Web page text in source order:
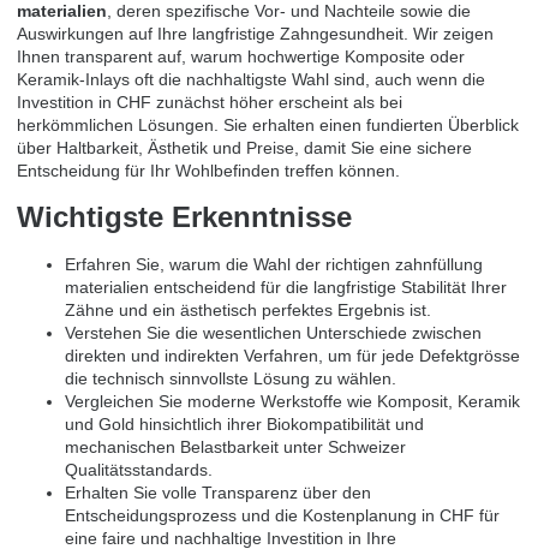
materialien, deren spezifische Vor- und Nachteile sowie die
Auswirkungen auf Ihre langfristige Zahngesundheit. Wir zeigen
Ihnen transparent auf, warum hochwertige Komposite oder
Keramik-Inlays oft die nachhaltigste Wahl sind, auch wenn die
Investition in CHF zunächst höher erscheint als bei
herkömmlichen Lösungen. Sie erhalten einen fundierten Überblick
über Haltbarkeit, Ästhetik und Preise, damit Sie eine sichere
Entscheidung für Ihr Wohlbefinden treffen können.
Wichtigste Erkenntnisse
Erfahren Sie, warum die Wahl der richtigen zahnfüllung
materialien entscheidend für die langfristige Stabilität Ihrer
Zähne und ein ästhetisch perfektes Ergebnis ist.
Verstehen Sie die wesentlichen Unterschiede zwischen
direkten und indirekten Verfahren, um für jede Defektgrösse
die technisch sinnvollste Lösung zu wählen.
Vergleichen Sie moderne Werkstoffe wie Komposit, Keramik
und Gold hinsichtlich ihrer Biokompatibilität und
mechanischen Belastbarkeit unter Schweizer
Qualitätsstandards.
Erhalten Sie volle Transparenz über den
Entscheidungsprozess und die Kostenplanung in CHF für
eine faire und nachhaltige Investition in Ihre